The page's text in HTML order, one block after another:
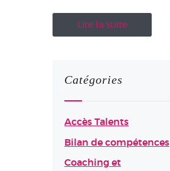
Lire la suite
Catégories
Accès Talents
Bilan de compétences
Coaching et